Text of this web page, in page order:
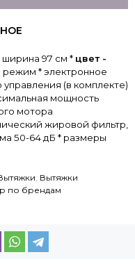
ширина 97 см * цвет -
режим * электронное
управления (в комплекте)
мощность
мотора
жировой фильтр,
50-64 дБ * размеры
, Вытяжки
по брендам